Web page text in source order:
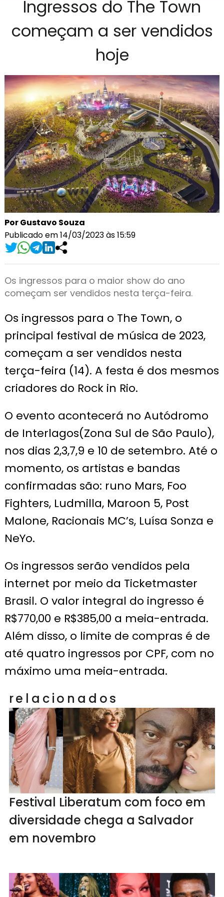
Ingressos do The Town
começam a ser vendidos
hoje
Por Gustavo Souza
Publicado em 14/03/2023 às 15:59
Os ingressos para o maior show do ano
começam ser vendidos nesta terça-feira.
Os ingressos para o The Town, o
principal festival de música de 2023,
começam a ser vendidos nesta
terça-feira (14). A festa é dos mesmos
criadores do Rock in Rio.
O evento acontecerá no Autódromo
de Interlagos(Zona Sul de São Paulo),
nos dias 2,3,7,9 e 10 de setembro. Até o
momento, os artistas e bandas
confirmadas são: runo Mars, Foo
Fighters, Ludmilla, Maroon 5, Post
Malone, Racionais MC’s, Luísa Sonza e
NeYo.
Os ingressos serão vendidos pela
internet por meio da Ticketmaster
Brasil. O valor integral do ingresso é
R$770,00 e R$385,00 a meia-entrada.
Além disso, o limite de compras é de
até quatro ingressos por CPF, com no
máximo uma meia-entrada.
relacionados
Festival Liberatum com foco em
diversidade chega a Salvador
em novembro